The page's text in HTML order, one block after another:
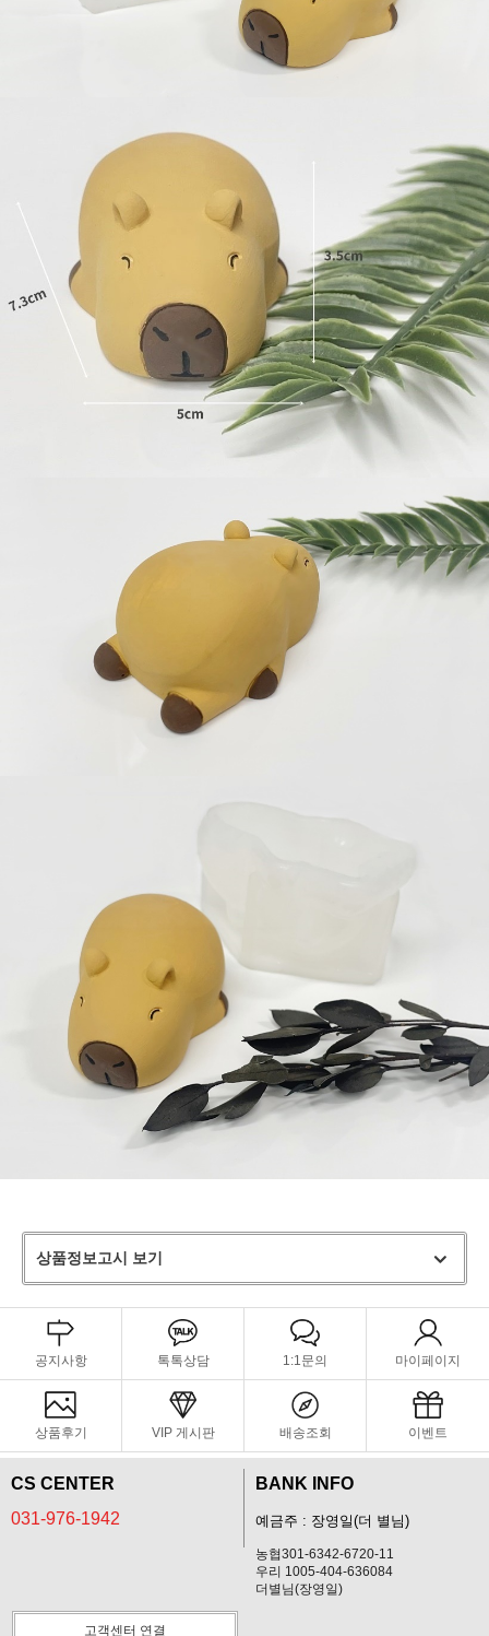
상품정보고시 보기
공지사항 톡톡상담 1:1문의 마이페이지
상품후기 VIP 게시판 배송조회 이벤트
CS CENTER
031-976-1942
BANK INFO
예금주 : 장영일(더 별님)
농협301-6342-6720-11
우리 1005-404-636084
더별님(장영일)
고객센터 연결